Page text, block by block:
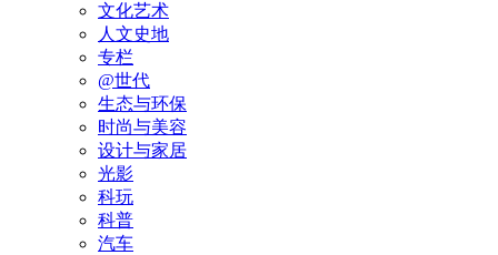
文化艺术
人文史地
专栏
@世代
生态与环保
时尚与美容
设计与家居
光影
科玩
科普
汽车